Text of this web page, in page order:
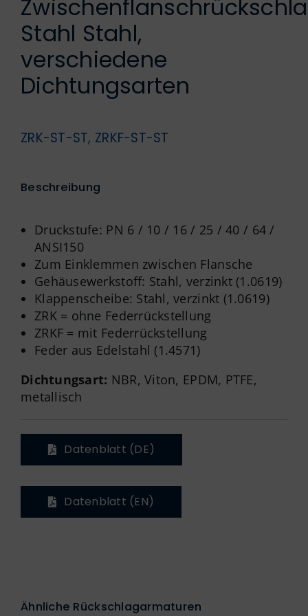
Englisch
Stahl Stahl,
verschiedene
Dichtungsarten
ZRK-ST-ST, ZRKF-ST-ST
Beschreibung
Druckstufe: PN 6 / 10 / 16 / 25 / 40 / 64 /
ANSI150
Zum Einklemmen zwischen Flansche
Gehäusewerkstoff: Stahl, verzinkt (1.0619)
Klappenscheibe: Stahl, verzinkt (1.0619)
ZRK = ohne Federrückstellung
ZRKF = mit Federrückstellung
Feder aus Edelstahl (1.4571)
Dichtungsart: NBR, Viton, EPDM, PTFE,
metallisch
Datenblatt (DE)
Datenblatt (EN)
Ähnliche Rückschlagarmaturen